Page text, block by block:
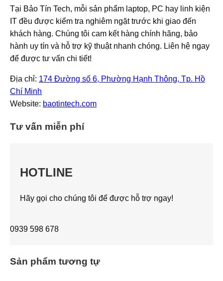
Tại Bảo Tín Tech, mỗi sản phẩm laptop, PC hay linh kiện
IT đều được kiểm tra nghiêm ngặt trước khi giao đến
khách hàng. Chúng tôi cam kết hàng chính hãng, bảo
hành uy tín và hỗ trợ kỹ thuật nhanh chóng. Liên hệ ngay
để được tư vấn chi tiết!
Địa chỉ: 174 Đường số 6, Phường Hạnh Thông, Tp. Hồ
Chí Minh
Website: baotintech.com
Tư vấn miễn phí
HOTLINE
Hãy gọi cho chúng tôi để được hỗ trợ ngay!
0939 598 678
Sản phẩm tương tự